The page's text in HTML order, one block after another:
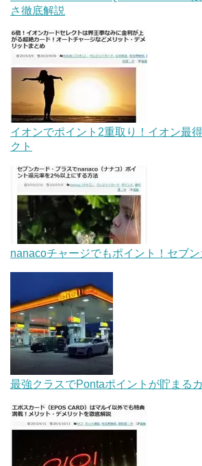
さ徹底解説
イオンでポイント2重取り！イオン最
クト
nanacoチャージでもポイント！セブン
最強クラスでPontaポイントが貯まるカ